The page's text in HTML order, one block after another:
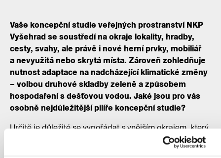
Vaše koncepční studie veřejných prostranství NKP
Vyšehrad se soustředí na okraje lokality, hradby,
cesty, svahy, ale právě i nové herní prvky, mobiliář
a nevyužitá nebo skrytá místa. Zároveň zohledňuje
nutnost adaptace na nadcházející klimatické změny
– volbou druhové skladby zeleně a způsobem
hospodaření s dešťovou vodou. Jaké jsou pro vás
osobně nejdůležitější pilíře koncepční studie?
Určitě je důležité se vypořádat s vnějším okrajem, který
spojuje park s městem. Myslím, že je důležité dobře
formulovat v konzistentním návrhu téma „promenády na